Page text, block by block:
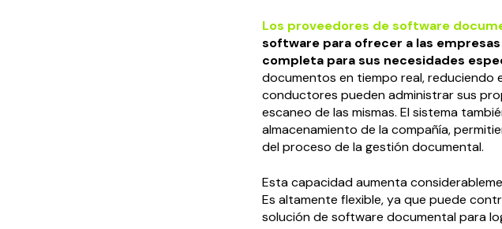
Los proveedores de software
software para ofrecer a las
completa para sus necesidades
documentos en tiempo real, reduciendo
conductores pueden administrar sus
escaneo de las mismas. El sistema
almacenamiento de la compañía,
del proceso de la gestión documental.
Esta capacidad aumenta
Es altamente flexible, ya que puede
solución de software documental para